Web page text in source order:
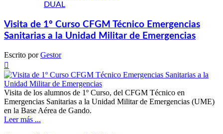
DUAL
Visita de 1º Curso CFGM Técnico Emergencias
Sanitarias a la Unidad Militar de Emergencias
Escrito porGestor

Visita de los alumnos de 1º Curso, del CFGM Técnico en
Emergencias Sanitarias a la Unidad Militar de Emergencias (UME)
en la Base Aérea de Gando.
Leer más ...